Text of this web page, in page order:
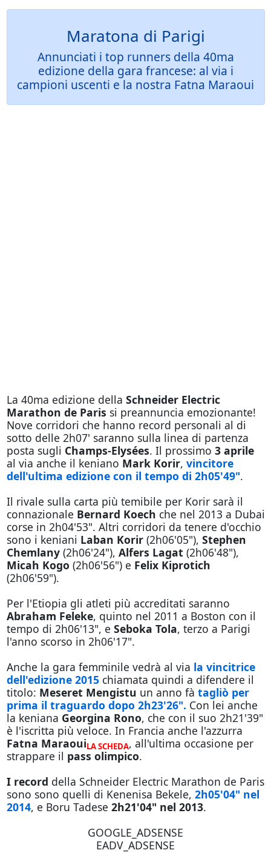
Maratona di Parigi
Annunciati i top runners della 40ma
edizione della gara francese: al via i
campioni uscenti e la nostra Fatna Maraoui
La 40ma edizione della Schneider Electric
Marathon de Paris si preannuncia emozionante!
Nove corridori che hanno record personali al di
sotto delle 2h07' saranno sulla linea di partenza
posta sugli Champs-Elysées. Il prossimo 3 aprile
al via anche il keniano Mark Korir, vincitore
dell'ultima edizione con il tempo di 2h05'49".
Il rivale sulla carta più temibile per Korir sarà il
connazionale Bernard Koech che nel 2013 a Dubai
corse in 2h04'53". Altri corridori da tenere d'occhio
sono i keniani Laban Korir (2h06'05"), Stephen
Chemlany(2h06'24"), Alfers Lagat (2h06'48"),
Micah Kogo (2h06'56") e Felix Kiprotich
(2h06'59").
Per l'Etiopia gli atleti più accreditati saranno
Abraham Feleke, quinto nel 2011 a Boston con il
tempo di 2h06'13", e Seboka Tola, terzo a Parigi
l'anno scorso in 2h06'17".
Anche la gara femminile vedrà al via la vincitrice
dell'edizione 2015chiamata quindi a difendere il
titolo: Meseret Mengistu un anno fà tagliò per
prima il traguardo dopo 2h23'26". Con lei anche
la keniana Georgina Rono, che con il suo 2h21'39"
è l'iscritta più veloce. In Francia anche l'azzurra
Fatna MaraouiLA SCHEDA, all'ultima occasione per
strappare il pass olimpico.
I record della Schneider Electric Marathon de Paris
sono sono quelli di Kenenisa Bekele, 2h05'04" nel
2014, e Boru Tadese 2h21'04" nel 2013.
GOOGLE_ADSENSE
EADV_ADSENSE